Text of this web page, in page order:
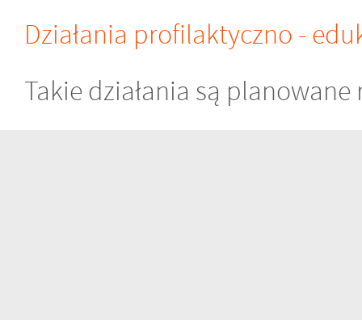
Działania profilaktyczno -
Takie działania są planowane